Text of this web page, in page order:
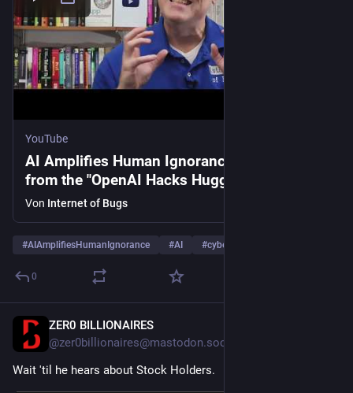
YouTube
AI Amplifies Human Ignorance: Lessons
from the "OpenAI Hacks HuggingFace"
incident
Von Internet of Bugs
#AIAmplifiesHumanIgnorance #AI #cybersecurity
0
ZER0 BILLIONAIRES
@zer0billionaires@mastodon.social
Wait 'til he hears about Stock Holders.